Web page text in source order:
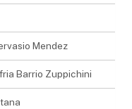
Mendez
Barrio Zuppichini